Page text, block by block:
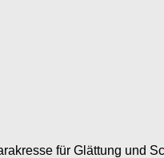
für Glättung und